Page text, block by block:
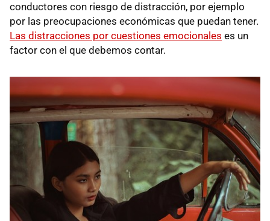
conductores con riesgo de distracción, por ejemplo
por las preocupaciones económicas que puedan tener.
Las distracciones por cuestiones emocionales es un
factor con el que debemos contar.